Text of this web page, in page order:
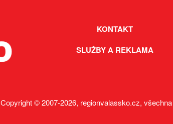
KONTAKT
SLUŽBY A REKLAMA
Copyright © 2007-2026, regionvalassko.cz,